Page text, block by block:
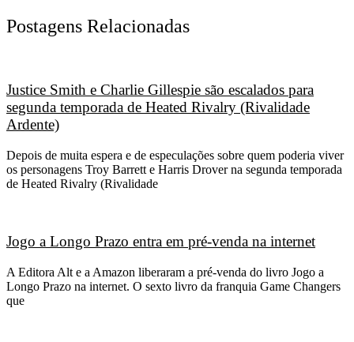
Postagens Relacionadas
Justice Smith e Charlie Gillespie são escalados para
segunda temporada de Heated Rivalry (Rivalidade
Ardente)
Depois de muita espera e de especulações sobre quem poderia viver
os personagens Troy Barrett e Harris Drover na segunda temporada
de Heated Rivalry (Rivalidade
Jogo a Longo Prazo entra em pré-venda na internet
A Editora Alt e a Amazon liberaram a pré-venda do livro Jogo a
Longo Prazo na internet. O sexto livro da franquia Game Changers
que